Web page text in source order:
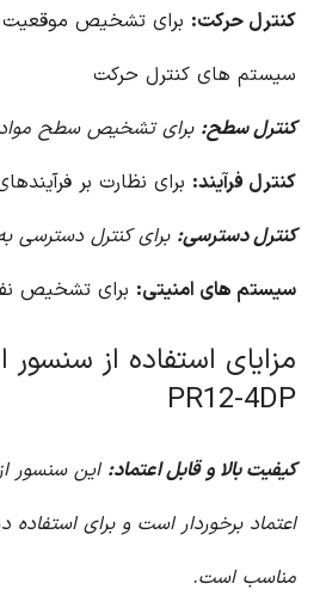
کنترل حرکت: برای تشخیص موقعیت
سیستم های کنترل حرکت
کنترل سطح: برای تشخیص سطح
کنترل فرآیند: برای نظارت بر
کنترل دسترسی: برای کنترل دسترسی
سیستم های امنیتی: برای تشخیص
مزایای استفاده از سنسور
PR12-4DP
کیفیت بالا و قابل اعتماد: این سنسور
اعتماد برخوردار است و برای
مناسب است.